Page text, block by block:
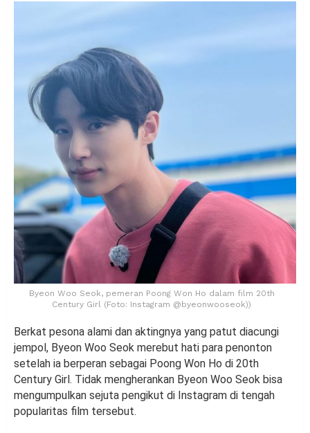
Byeon Woo Seok, pemeran Poong Won Ho dalam film 20th
Century Girl (Foto: Instagram @byeonwooseok))
Berkat pesona alami dan aktingnya yang patut diacungi
jempol, Byeon Woo Seok merebut hati para penonton
setelah ia berperan sebagai Poong Won Ho di 20th
Century Girl. Tidak mengherankan Byeon Woo Seok bisa
mengumpulkan sejuta pengikut di Instagram di tengah
popularitas film tersebut.